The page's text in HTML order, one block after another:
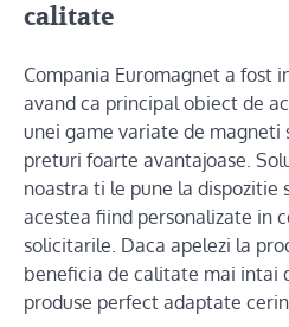
calitate
Compania Euromagnet a fost
avand ca principal obiect de
unei game variate de magneti
preturi foarte avantajoase.
noastra ti le pune la dispozitie
acestea fiind personalizate in
solicitarile. Daca apelezi la
beneficia de calitate mai intai
produse perfect adaptate